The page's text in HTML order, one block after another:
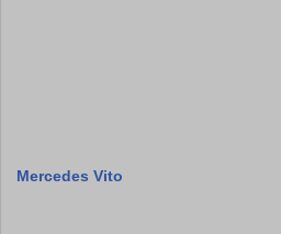
Mercedes Vito